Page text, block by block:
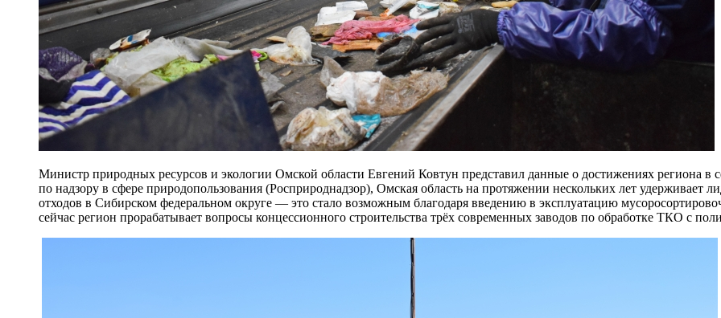
Министр природных ресурсов и экологии Омской области Евгений Ковтун представил данные о достижениях
по надзору в сфере природопользования (Росприроднадзор), Омская область на протяжении нескольких лет
отходов в Сибирском федеральном округе — это стало возможным благодаря введению в эксплуатацию
сейчас регион прорабатывает вопросы концессионного строительства трёх современных заводов по обработке ТКО с